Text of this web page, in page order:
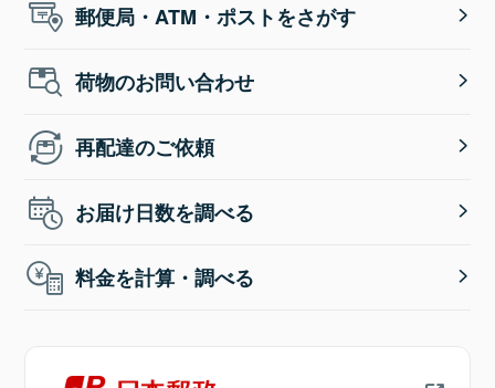
郵便局・ATM・ポストをさがす
荷物のお問い合わせ
再配達のご依頼
お届け日数を調べる
料金を計算・調べる